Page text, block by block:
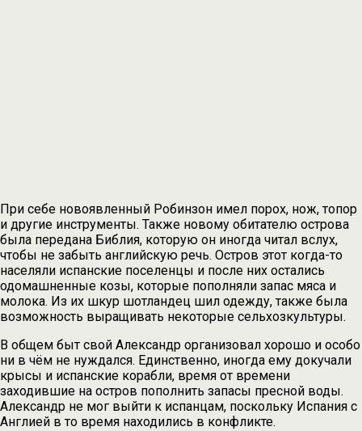
При себе новоявленный Робинзон имел порох, нож, топор
и другие инструменты. Также новому обитателю острова
была передана Библия, которую он иногда читал вслух,
чтобы не забыть английскую речь. Остров этот когда-то
населяли испанские поселенцы и после них остались
одомашненные козы, которые пополняли запас мяса и
молока. Из их шкур шотландец шил одежду, также была
возможность выращивать некоторые сельхозкультуры.
В общем быт свой Александр организовал хорошо и особо
ни в чём не нуждался. Единственно, иногда ему докучали
крысы и испанские корабли, время от времени
заходившие на остров пополнить запасы пресной воды.
Александр не мог выйти к испанцам, поскольку Испания с
Англией в то время находились в конфликте.